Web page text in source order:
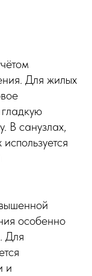
Для жилых
В санузлах,
особенно
Для
и